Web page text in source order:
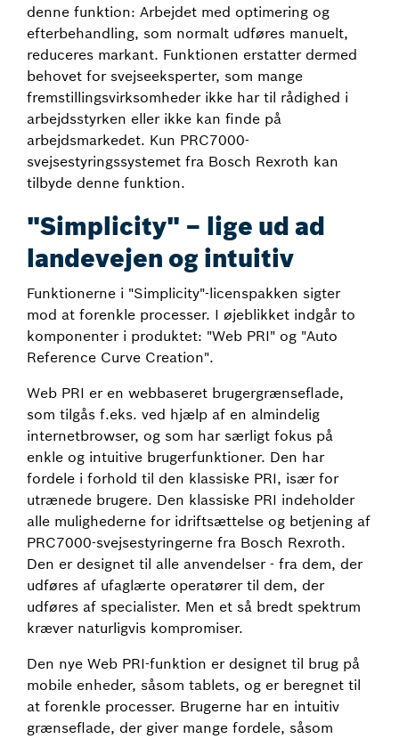
denne funktion: Arbejdet med optimering og
efterbehandling, som normalt udføres manuelt,
reduceres markant. Funktionen erstatter dermed
behovet for svejseeksperter, som mange
fremstillingsvirksomheder ikke har til rådighed i
arbejdsstyrken eller ikke kan finde på
arbejdsmarkedet. Kun PRC7000-
svejsestyringssystemet fra Bosch Rexroth kan
tilbyde denne funktion.
"Simplicity" – lige ud ad
landevejen og intuitiv
Funktionerne i "Simplicity"-licenspakken sigter
mod at forenkle processer. I øjeblikket indgår to
komponenter i produktet: "Web PRI" og "Auto
Reference Curve Creation".
Web PRI er en webbaseret brugergrænseflade,
som tilgås f.eks. ved hjælp af en almindelig
internetbrowser, og som har særligt fokus på
enkle og intuitive brugerfunktioner. Den har
fordele i forhold til den klassiske PRI, især for
utrænede brugere. Den klassiske PRI indeholder
alle mulighederne for idriftsættelse og betjening af
PRC7000-svejsestyringerne fra Bosch Rexroth.
Den er designet til alle anvendelser - fra dem, der
udføres af ufaglærte operatører til dem, der
udføres af specialister. Men et så bredt spektrum
kræver naturligvis kompromiser.
Den nye Web PRI-funktion er designet til brug på
mobile enheder, såsom tablets, og er beregnet til
at forenkle processer. Brugerne har en intuitiv
grænseflade, der giver mange fordele, såsom